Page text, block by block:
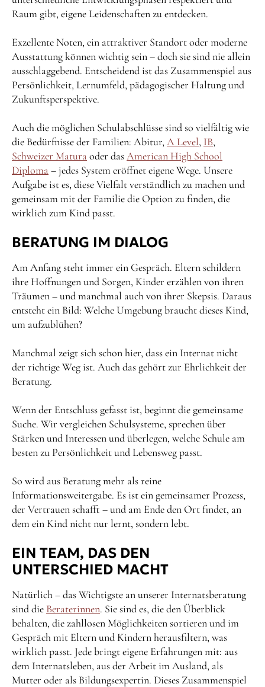
Raum gibt, eigene Leidenschaften zu entdecken.
Exzellente Noten, ein attraktiver Standort oder moderne
Ausstattung können wichtig sein – doch sie sind nie allein
ausschlaggebend. Entscheidend ist das Zusammenspiel aus
Persönlichkeit, Lernumfeld, pädagogischer Haltung und
Zukunftsperspektive.
Auch die möglichen Schulabschlüsse sind so vielfältig wie
die Bedürfnisse der Familien: Abitur, A Level, IB,
Schweizer Maturaoder dasAmerican High School
Diploma– jedes System eröffnet eigene Wege. Unsere
Aufgabe ist es, diese Vielfalt verständlich zu machen und
gemeinsam mit der Familie die Option zu finden, die
wirklich zum Kind passt.
BERATUNG IM DIALOG
Am Anfang steht immer ein Gespräch. Eltern schildern
ihre Hoffnungen und Sorgen, Kinder erzählen von ihren
Träumen – und manchmal auch von ihrer Skepsis. Daraus
entsteht ein Bild: Welche Umgebung braucht dieses Kind,
um aufzublühen?
Manchmal zeigt sich schon hier, dass ein Internat nicht
der richtige Weg ist. Auch das gehört zur Ehrlichkeit der
Beratung.
Wenn der Entschluss gefasst ist, beginnt die gemeinsame
Suche. Wir vergleichen Schulsysteme, sprechen über
Stärken und Interessen und überlegen, welche Schule am
besten zu Persönlichkeit und Lebensweg passt.
So wird aus Beratung mehr als reine
Informationsweitergabe. Es ist ein gemeinsamer Prozess,
der Vertrauen schafft – und am Ende den Ort findet, an
dem ein Kind nicht nur lernt, sondern lebt.
EIN TEAM, DAS DEN
UNTERSCHIED MACHT
Natürlich – das Wichtigste an unserer Internatsberatung
sind die Beraterinnen. Sie sind es, die den Überblick
behalten, die zahllosen Möglichkeiten sortieren und im
Gespräch mit Eltern und Kindern herausfiltern, was
wirklich passt. Jede bringt eigene Erfahrungen mit: aus
dem Internatsleben, aus der Arbeit im Ausland, als
Mutter oder als Bildungsexpertin. Dieses Zusammenspiel